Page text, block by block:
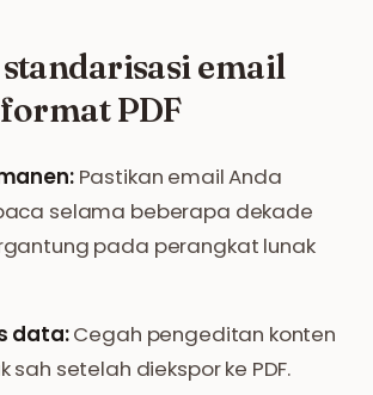
email
PDF
Pastikan email Anda
selama beberapa dekade
pada perangkat lunak
data:Cegah pengeditan konten
sah setelah diekspor ke PDF.